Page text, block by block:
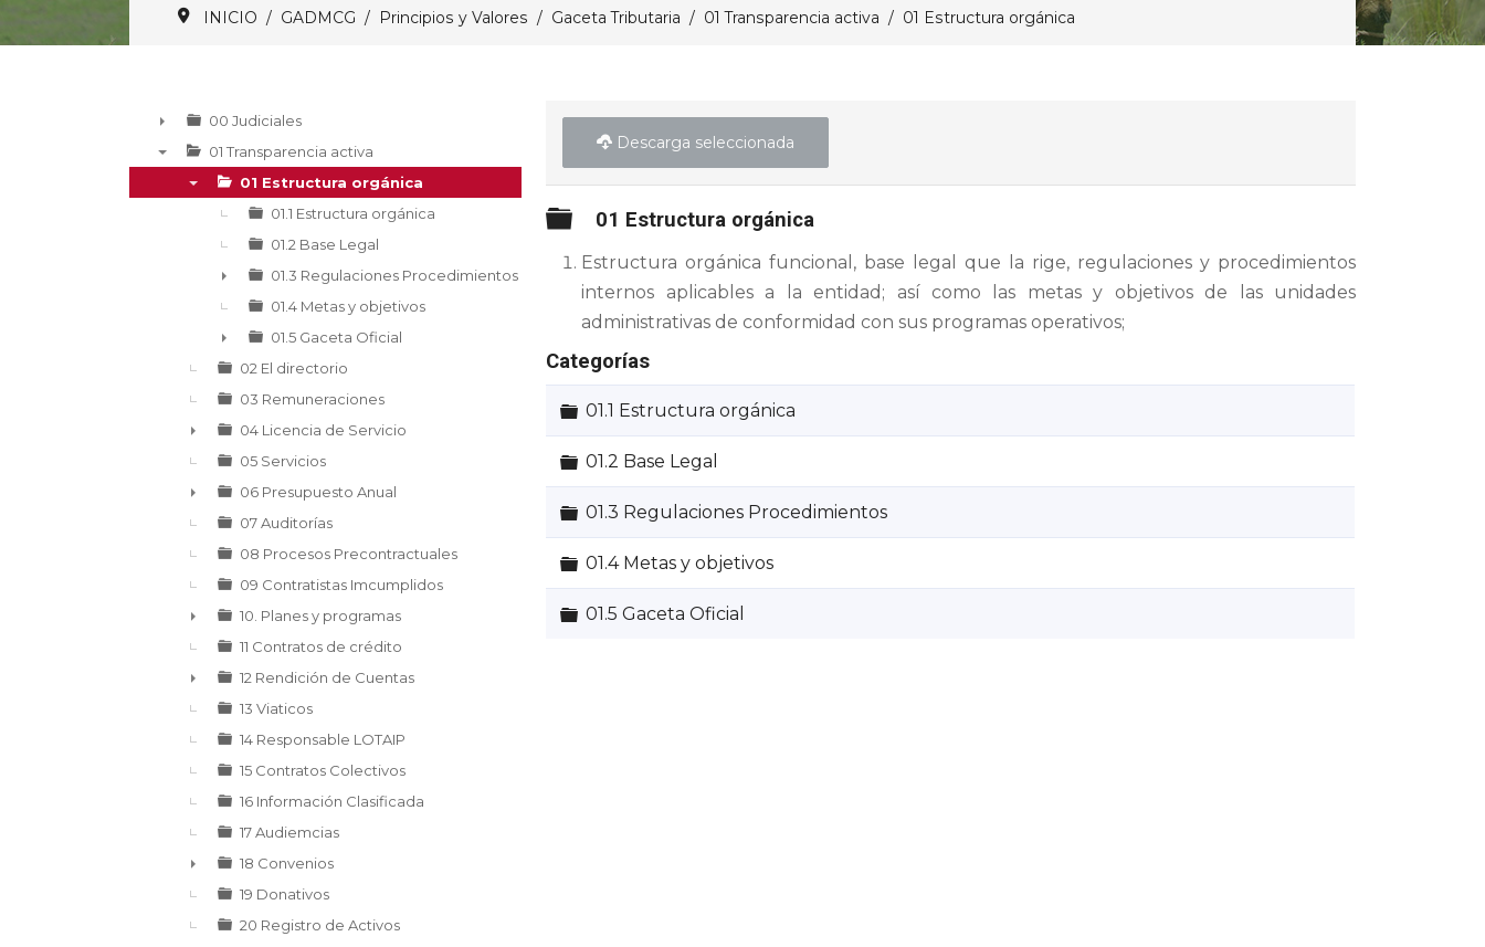
INICIO GADMCG Principios y Valores Gaceta Tributaria 01 Transparencia activa 01 Estructura orgánica
►
00 Judiciales
01 Transparencia activa
01 Estructura orgánica
01.1 Estructura orgánica
01.2 Base Legal
►
01.3 Regulaciones Procedimientos
01.4 Metas y objetivos
►
01.5 Gaceta Oficial
02 El directorio
03 Remuneraciones
►
04 Licencia de Servicio
05 Servicios
►
06 Presupuesto Anual
07 Auditorías
08 Procesos Precontractuales
09 Contratistas Imcumplidos
►
10. Planes y programas
11 Contratos de crédito
►
12 Rendición de Cuentas
13 Viaticos
14 Responsable LOTAIP
15 Contratos Colectivos
16 Información Clasificada
17 Audiemcias
►
18 Convenios
19 Donativos
20 Registro de Activos
Descarga seleccionada
Carpeta
01 Estructura orgánica
Estructura orgánica funcional, base legal que la rige, regulaciones y procedimientos
internos aplicables a la entidad; así como las metas y objetivos de las unidades
administrativas de conformidad con sus programas operativos;
Categorías
Carpeta
01.1 Estructura orgánica
Carpeta
01.2 Base Legal
Carpeta
01.3 Regulaciones Procedimientos
Carpeta
01.4 Metas y objetivos
Carpeta
01.5 Gaceta Oficial